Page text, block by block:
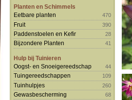
Planten en Schimmels
Eetbare planten
470
Fruit 390
Paddenstoelen en Kefir 28
Bijzondere Planten 41
Hulp bij Tuinieren
Oogst- en Snoeigereedschap
44
Tuingereedschappen 109
Tuinhulpjes 260
Gewasbescherming 68